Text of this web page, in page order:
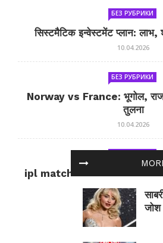
БЕЗ РУБРИКИ
सिस्टमैटिक इन्वेस्टमेंट प्लान:
10.04.2026
БЕЗ РУБРИКИ
Norway vs France: भूगोल,
तुलना
10.04.2026
ipl match tomorrow: कल का
और सलाह
10.04.2026